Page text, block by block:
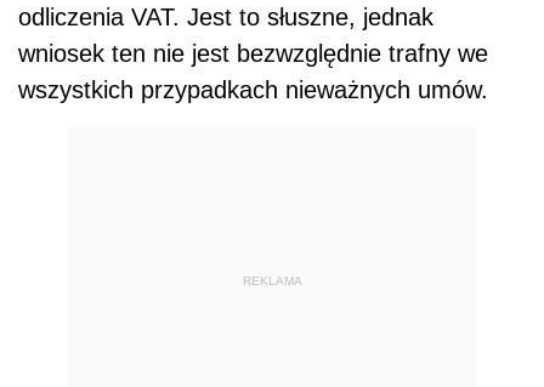
odliczenia VAT. Jest to słuszne, jednak
wniosek ten nie jest bezwzględnie trafny we
wszystkich przypadkach nieważnych umów.
REKLAMA